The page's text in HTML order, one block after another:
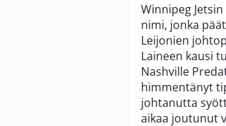
Winnipeg
nimi, jonka
Leijonien
Laineen kausi
Nashville
himmentänyt
johtanutta
aikaa joutunut